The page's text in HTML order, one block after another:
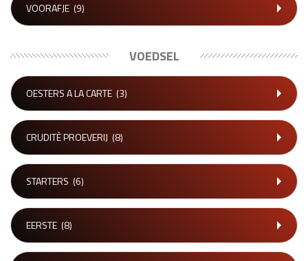
VOORAFJE (9)
VOEDSEL
OESTERS A LA CARTE (3)
CRUDITÈ PROEVERIJ (8)
STARTERS (6)
EERSTE (8)